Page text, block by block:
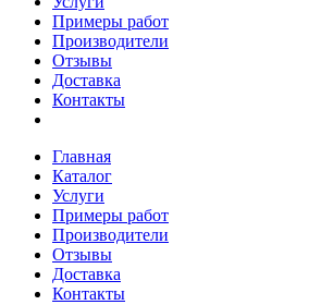
Примеры работ
Производители
Отзывы
Доставка
Контакты
Главная
Каталог
Услуги
Примеры работ
Производители
Отзывы
Доставка
Контакты